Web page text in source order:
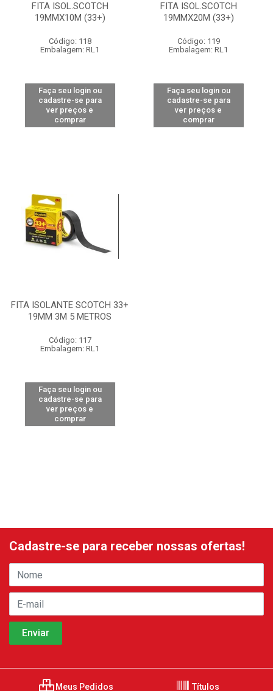
FITA ISOL.SCOTCH
19MMX10M (33+)
Código: 118
Embalagem: RL1
Faça seu login ou
cadastre-se para
ver preços e
comprar
FITA ISOL.SCOTCH
19MMX20M (33+)
Código: 119
Embalagem: RL1
Faça seu login ou
cadastre-se para
ver preços e
comprar
FITA ISOLANTE SCOTCH 33+
19MM 3M 5 METROS
Código: 117
Embalagem: RL1
Faça seu login ou
cadastre-se para
ver preços e
comprar
Cadastre-se para receber nossas ofertas!
Meus Pedidos Títulos